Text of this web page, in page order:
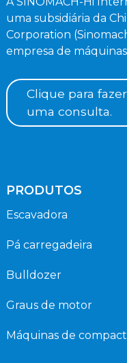
uma subsidiária da
Corporation
empresa de
Clique para fazer
uma consulta.
PRODUTOS
Escavadora
Pá carregadeira
Bulldozer
Graus de motor
Máquinas de